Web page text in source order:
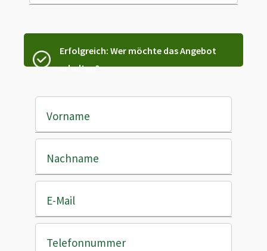
Erfolgreich: Wer möchte das Angebot
erhalten?
Vorname
Nachname
E-Mail
Telefonnummer